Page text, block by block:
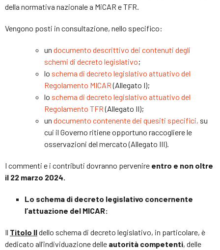
della normativa nazionale a MiCAR e TFR.
Vengono posti in consultazione, nello specifico:
un documento descrittivo dei contenuti degli
schemi di decreto legislativo;
lo schema di decreto legislativo attuativo del
Regolamento MICAR(Allegato I);
lo schema di decreto legislativo attuativo del
Regolamento TFR(Allegato II);
un documento contenente dei quesiti specifici, su
cui il Governo ritiene opportuno raccogliere le
osservazioni del mercato (Allegato III).
I commenti e i contributi dovranno pervenire entro e non oltre
il 22 marzo 2024.
Lo schema di decreto legislativo concernente
l’attuazione del MICAR:
Il Titolo IIdello schema di decreto legislativo, in particolare, è
dedicato all’individuazione delle autorità competenti, delle